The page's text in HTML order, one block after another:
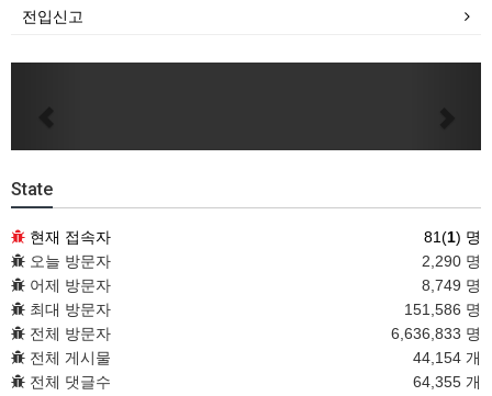
전입신고
State
현재 접속자 81(1) 명
오늘 방문자
2,290 명
어제 방문자
8,749 명
최대 방문자
151,586 명
전체 방문자
6,636,833 명
전체 게시물
44,154 개
전체 댓글수
64,355 개